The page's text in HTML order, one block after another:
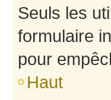
Seuls les
formulaire
pour
Haut